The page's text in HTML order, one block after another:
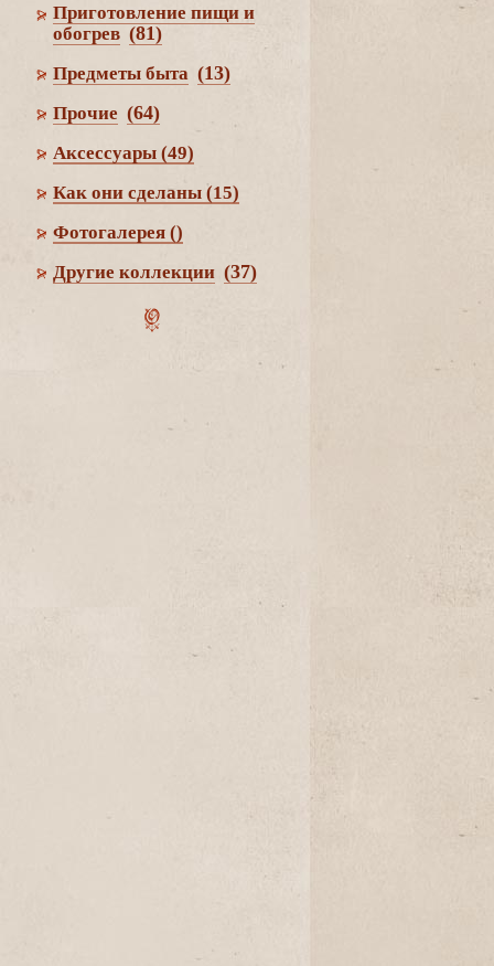
Приготовление пищи и
обогре (81)
Предметы быта (13)
Прочие (64)
Аксессуары (49)
Как они сделаны (15)
Фотогалерея ()
Другие коллекции (37)